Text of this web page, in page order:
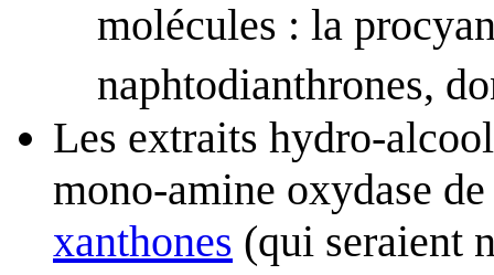
molécules : la
naphtodianthrones,
Les extraits hydro-
mono-amine oxydase
xanthones (qui seraient